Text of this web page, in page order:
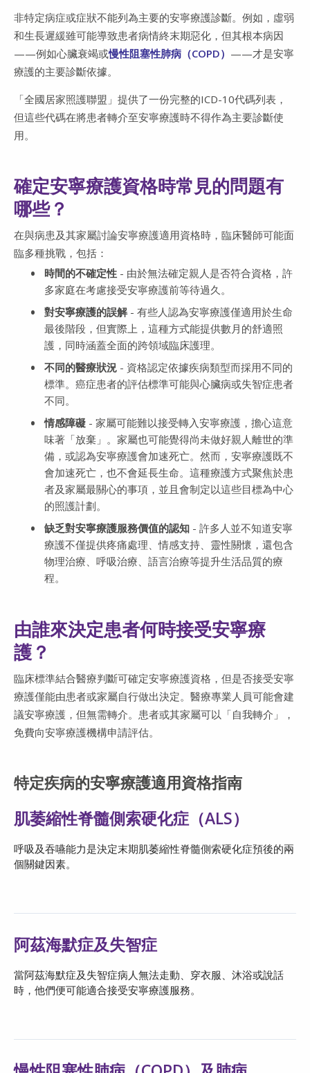
非特定病症或症狀不能列為主要的安寧療護診斷。例如，虛弱
和生長遲緩雖可能導致患者病情終末期惡化，但其根本病因
——例如心臟衰竭或慢性阻塞性肺病（COPD） ——才是安寧
療護的主要診斷依據。
「全國居家照護聯盟」提供了一份完整的ICD-10代碼列表，
但這些代碼在將患者轉介至安寧療護時不得作為主要診斷使
用。
確定安寧療護資格時常見的問題有
哪些？
在與病患及其家屬討論安寧療護適用資格時，臨床醫師可能面
臨多種挑戰，包括：
時間的不確定性 - 由於無法確定親人是否符合資格，許
多家庭在考慮接受安寧療護前等待過久。
對安寧療護的誤解- 有些人認為安寧療護僅適用於生命
最後階段，但實際上，這種方式能提供數月的舒適照
護，同時涵蓋全面的跨領域臨床護理。
不同的醫療狀況 - 資格認定依據疾病類型而採用不同的
標準。癌症患者的評估標準可能與心臟病或失智症患者
不同。
情感障礙 - 家屬可能難以接受轉入安寧療護，擔心這意
味著「放棄」。家屬也可能覺得尚未做好親人離世的準
備，或認為安寧療護會加速死亡。然而，安寧療護既不
會加速死亡，也不會延長生命。這種療護方式聚焦於患
者及家屬最關心的事項，並且會制定以這些目標為中心
的照護計劃。
缺乏對安寧療護服務價值的認知 - 許多人並不知道安寧
療護不僅提供疼痛處理、情感支持、靈性關懷，還包含
物理治療、呼吸治療、語言治療等提升生活品質的療
程。
由誰來決定患者何時接受安寧療
護？
臨床標準結合醫療判斷可確定安寧療護資格，但是否接受安寧
療護僅能由患者或家屬自行做出決定。 醫療專業人員可能會建
議安寧療護，但無需轉介。患者或其家屬可以「自我轉介」，
免費向安寧療護機構申請評估。
特定疾病的安寧療護適用資格指南
肌萎縮性脊髓側索硬化症（ALS）
呼吸及吞嚥能力是決定末期肌萎縮性脊髓側索硬化症預後的兩
個關鍵因素。
阿茲海默症及失智症
當阿茲海默症及失智症病人無法走動、穿衣服、沐浴或說話
時，他們便可能適合接受安寧療護服務。